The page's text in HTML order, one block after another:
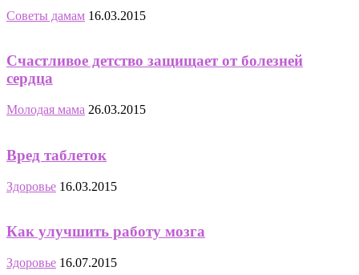
Советы дамам 16.03.2015
Счастливое детство защищает от болезней
сердца
Молодая мама 26.03.2015
Вред таблеток
Здоровье 16.03.2015
Как улучшить работу мозга
Здоровье 16.07.2015